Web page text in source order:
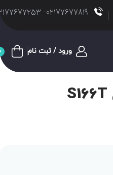
02177677819- 02177677253
ورود / ثبت نام